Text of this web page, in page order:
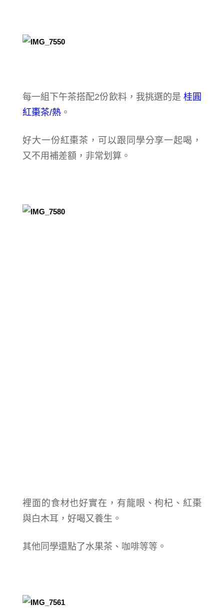
每一組下午茶搭配2份飲料，我挑選的是 桂圓
紅棗茶/熱 。
好大一份紅棗茶，可以跟同學分享一起喝，
又不用補差額，非常划算。
裡面的食材也好實在，有龍眼、枸杞、紅棗
與白木耳，好喝又養生。
其他同學還點了水果茶、咖啡等等。